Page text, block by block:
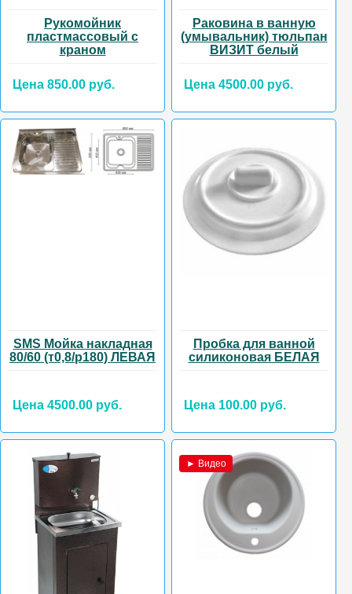
Рукомойник
пластмассовый с
краном
Цена 850.00 руб.
Раковина в ванную
(умывальник) тюльпан
ВИЗИТ белый
Цена 4500.00 руб.
SMS Мойка накладная
80/60 (т0,8/р180) ЛЕВАЯ
Цена 4500.00 руб.
Пробка для ванной
силиконовая БЕЛАЯ
Цена 100.00 руб.
► Видео